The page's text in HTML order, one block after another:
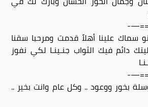
—-
سماك علينا أهلاً قدمت ومرحبا سقنا
دائم فيك الثواب جنـينـا لكي نفوز
—-
بخور ووعود .. وكل عام وانت بخير ..